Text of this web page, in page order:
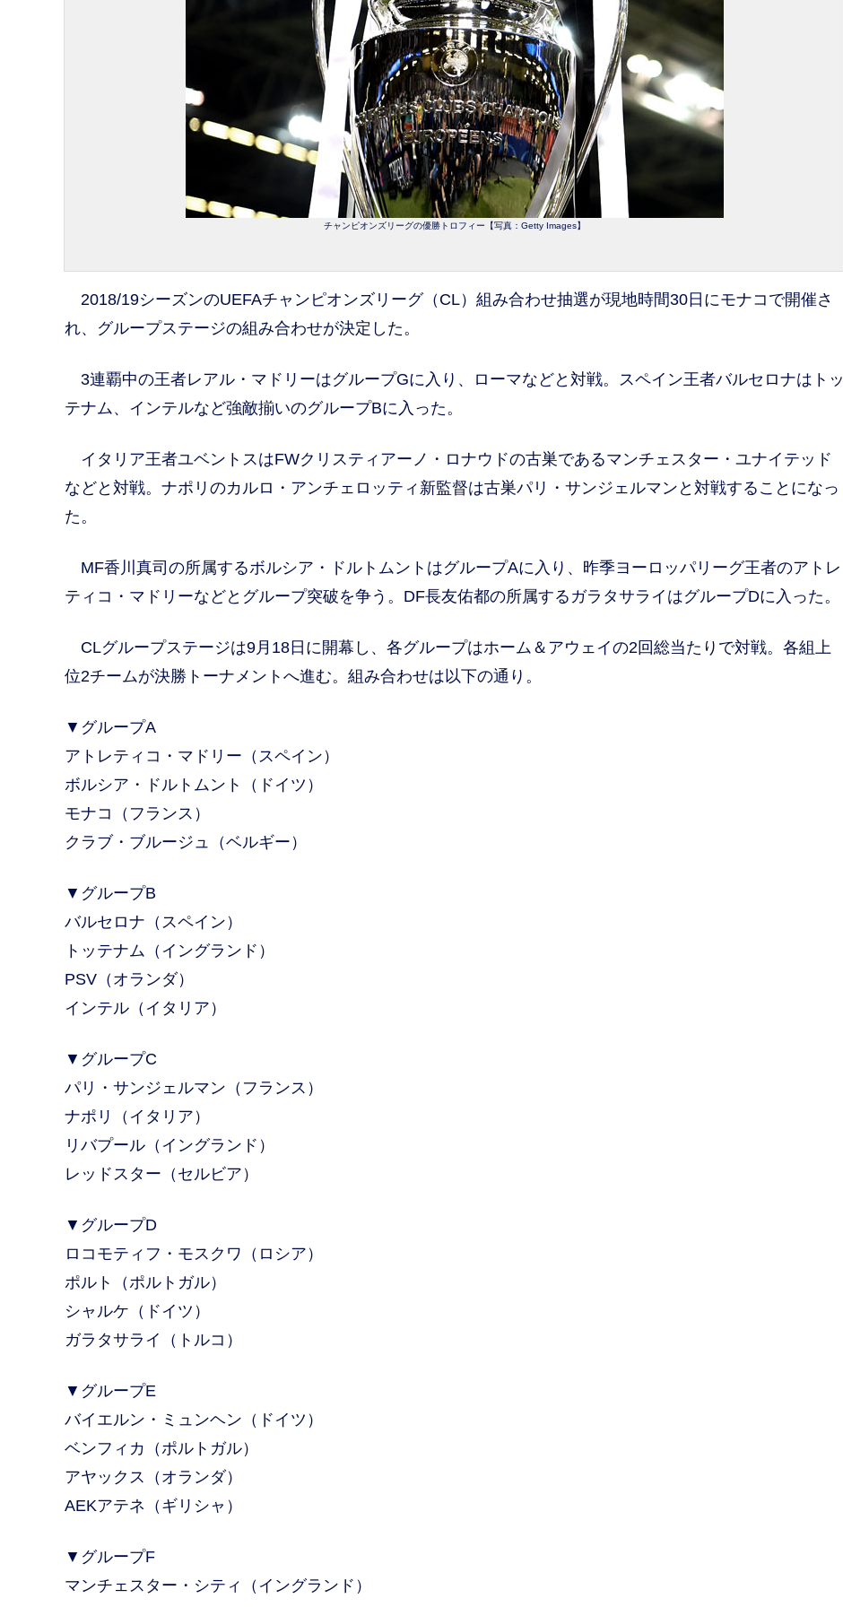
チャンピオンズリーグの優勝トロフィー【写真：Getty Images】
2018/19シーズンのUEFAチャンピオンズリーグ（CL）組み合わせ抽選が現地時間30日にモナコで開催さ
れ、グループステージの組み合わせが決定した。
3連覇中の王者レアル・マドリーはグループGに入り、ローマなどと対戦。スペイン王者バルセロナはトッ
テナム、インテルなど強敵揃いのグループBに入った。
イタリア王者ユベントスはFWクリスティアーノ・ロナウドの古巣であるマンチェスター・ユナイテッド
などと対戦。ナポリのカルロ・アンチェロッティ新監督は古巣パリ・サンジェルマンと対戦することになっ
た。
MF香川真司の所属するボルシア・ドルトムントはグループAに入り、昨季ヨーロッパリーグ王者のアトレ
ティコ・マドリーなどとグループ突破を争う。DF長友佑都の所属するガラタサライはグループDに入った。
CLグループステージは9月18日に開幕し、各グループはホーム＆アウェイの2回総当たりで対戦。各組上
位2チームが決勝トーナメントへ進む。組み合わせは以下の通り。
▼グループA
アトレティコ・マドリー（スペイン）
ボルシア・ドルトムント（ドイツ）
モナコ（フランス）
クラブ・ブルージュ（ベルギー）
▼グループB
バルセロナ（スペイン）
トッテナム（イングランド）
PSV（オランダ）
インテル（イタリア）
▼グループC
パリ・サンジェルマン（フランス）
ナポリ（イタリア）
リバプール（イングランド）
レッドスター（セルビア）
▼グループD
ロコモティフ・モスクワ（ロシア）
ポルト（ポルトガル）
シャルケ（ドイツ）
ガラタサライ（トルコ）
▼グループE
バイエルン・ミュンヘン（ドイツ）
ベンフィカ（ポルトガル）
アヤックス（オランダ）
AEKアテネ（ギリシャ）
▼グループF
マンチェスター・シティ（イングランド）